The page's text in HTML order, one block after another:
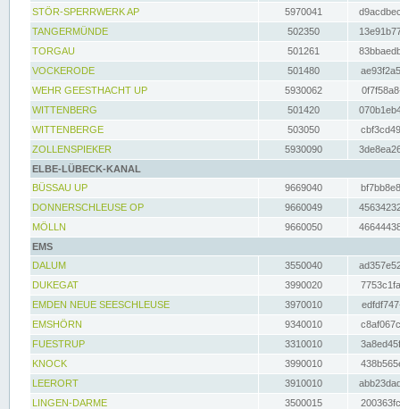
STÖR-SPERRWERK AP 5970041
TANGERMÜNDE
502350
TORGAU
501261
VOCKERODE
501480
WEHR GEESTHACHT UP
5930062
WITTENBERG
501420
WITTENBERGE
503050
ZOLLENSPIEKER
5930090
ELBE-LÜBECK-KANAL
BÜSSAU UP
9669040
DONNERSCHLEUSE OP
9660049
MÖLLN
9660050
EMS
DALUM
3550040
DUKEGAT
3990020
EMDEN NEUE SEESCHLEUSE
3970010
EMSHÖRN
9340010
FUESTRUP
3310010
KNOCK
3990010
LEERORT
3910010
LINGEN-DARME
3500015